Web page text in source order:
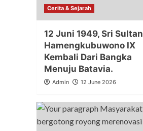
Cerita & Sejarah
12 Juni 1949, Sri Sultan
Hamengkubuwono IX
Kembali Dari Bangka
Menuju Batavia.
Admin 12 June 2026